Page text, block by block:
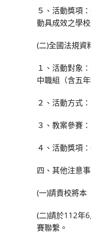
５、活動獎項
動具成效之學
(二)全國法規資
１、活動對象
中職組（含五
２、活動方式
３、教案參賽
４、活動獎項
四、其他注意事
(一)請貴校將本
(二)請於112年
賽聯繫。